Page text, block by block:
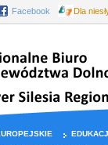
Facebook Dla